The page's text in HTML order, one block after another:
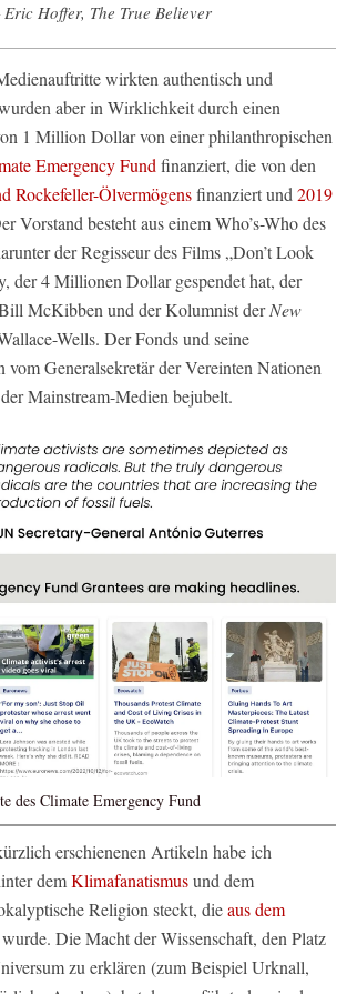
Hoffer, The True Believer
wirkten authentisch und
aber in Wirklichkeit durch einen
1 Million Dollar von einer philanthropischen
Emergency Fund finanziert, die von den
Rockefeller-Ölvermögensfinanziert und 2019
Vorstand besteht aus einem Who’s-Who des
der Regisseur des Films „Don’t Look
der 4 Millionen Dollar gespendet hat, der
McKibben und der Kolumnist derNew
Wells. Der Fonds und seine
vom Generalsekretär der Vereinten Nationen
Mainstream-Medien bejubelt.
des Climate Emergency Fund
erschienenen Artikeln habe ich
demKlimafanatismusund dem
Religion steckt, dieaus dem
wurde. Die Macht der Wissenschaft, den Platz
zu erklären (zum Beispiel Urknall,